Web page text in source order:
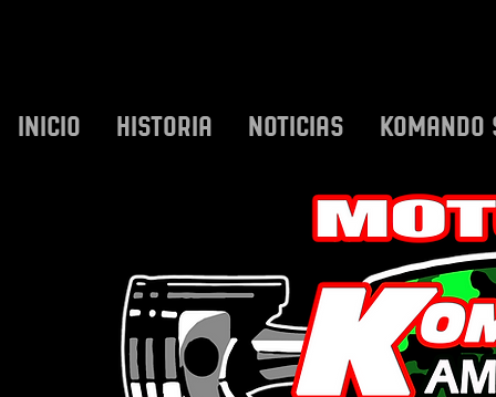
INICIO HISTORIA NOTICIAS KOMANDO